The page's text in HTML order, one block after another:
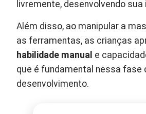
livremente, desenvolvendo
Além disso, ao manipular a
as ferramentas, as crianças
habilidade manual e
que é fundamental nessa fase
desenvolvimento.